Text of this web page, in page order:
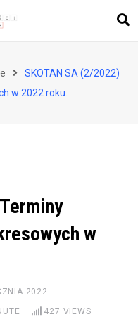
SKOTAN SA (2/2022)
w 2022 roku.
w
2022
427 VIEWS